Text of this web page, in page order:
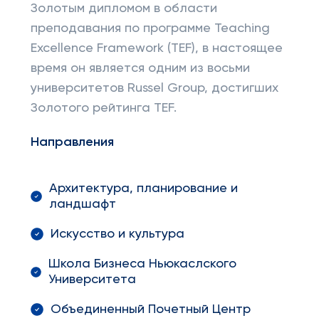
Золотым дипломом в области
преподавания по программе Teaching
Excellence Framework (TEF), в настоящее
время он является одним из восьми
университетов Russel Group, достигших
Золотого рейтинга TEF.
Направления
Архитектура, планирование и
ландшафт
Искусство и культура
Школа Бизнеса Ньюкаслского
Университета
Объединенный Почетный Центр